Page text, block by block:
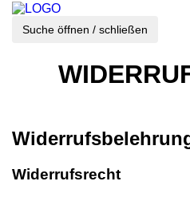
Suche öffnen / schließen
Widerrufsrecht